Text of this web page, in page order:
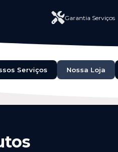
Garantia Serviços
Serviços Nossa Loja